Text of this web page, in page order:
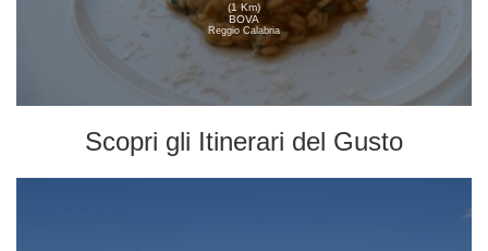
(1 Km)
BOVA
Reggio Calabria
Scopri gli Itinerari del Gusto